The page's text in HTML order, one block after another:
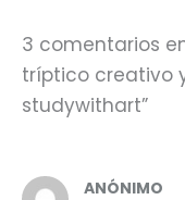
3 comentarios
tríptico creativo
studywithart”
ANÓNIMO